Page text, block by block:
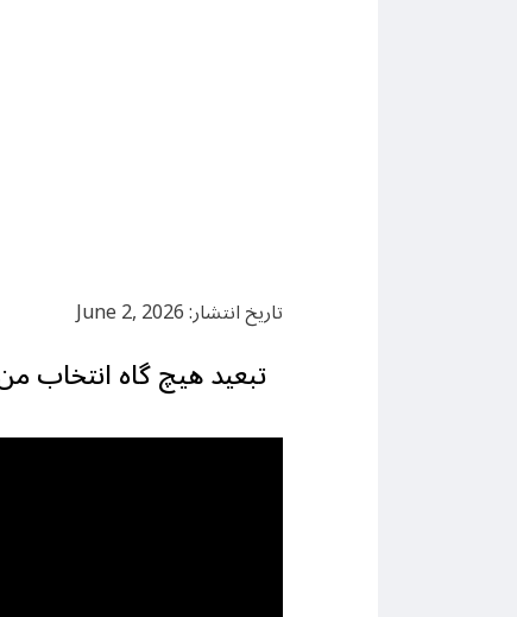
تاریخ انتشار: June 2, 2026
تبعید هیچ گاه انتخاب